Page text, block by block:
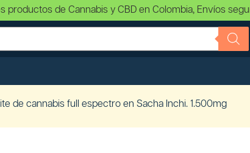
productos de Cannabis y CBD en Colombia, Envíos
de cannabis full espectro en Sacha Inchi. 1.500mg